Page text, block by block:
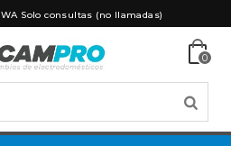
WA Solo consultas (no llamadas)
0